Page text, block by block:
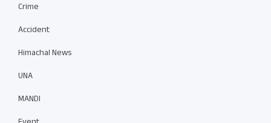
Crime
Accident
Himachal News
UNA
MANDI